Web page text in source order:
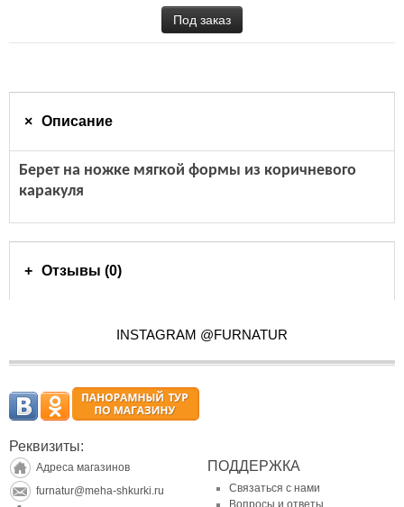
Описание
Берет на ножке мягкой формы из коричневого
каракуля
Отзывы (0)
INSTAGRAM @FURNATUR
Реквизиты:
Адреса магазинов
furnatur@meha-shkurki.ru
ПОДДЕРЖКА
Связаться с нами